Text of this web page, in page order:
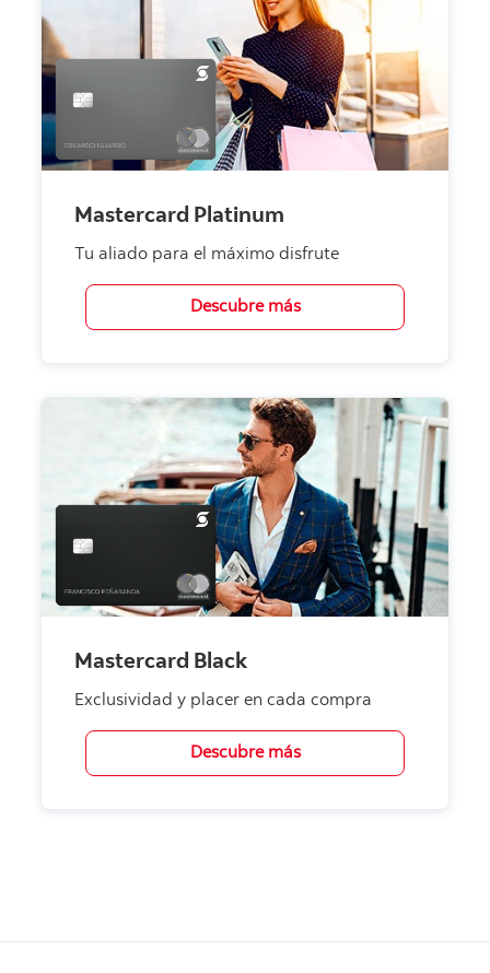
Mastercard Platinum
Tu aliado para el máximo disfrute
Descubre más
Mastercard Black
Exclusividad y placer en cada compra
Descubre más